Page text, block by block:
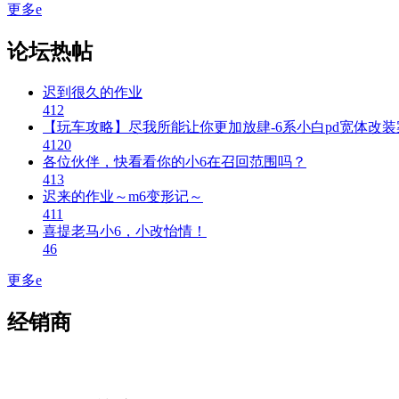
更多e
论坛热帖
迟到很久的作业
412
【玩车攻略】尽我所能让你更加放肆-6系小白pd宽体改
4120
各位伙伴，快看看你的小6在召回范围吗？
413
迟来的作业～m6变形记～
411
喜提老马小6，小改怡情！
46
更多e
经销商